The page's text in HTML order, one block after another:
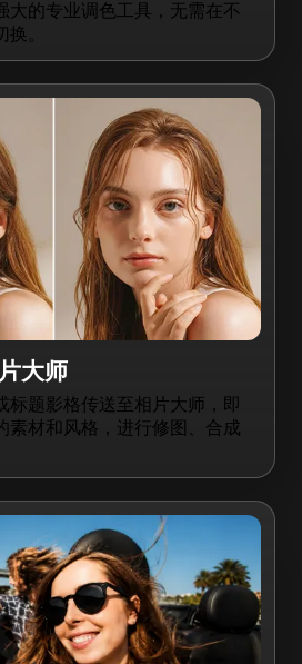
大的专业调色工具，无需在不
换。
大师
标题影格传送至相片大师，即
素材和风格，进行修图、合成